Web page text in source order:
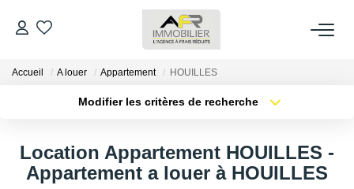
ACHETER
ESTIMER
Accueil A louer Appartement HOUILLES
Modifier les critères de recherche
Sélectionnez...
Type de bien
Surface min
Location Appartement HOUILLES -
Appartement a louer à HOUILLES